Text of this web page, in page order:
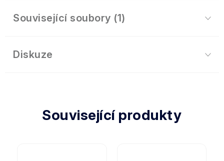
Související soubory (1)
Diskuze
Související produkty